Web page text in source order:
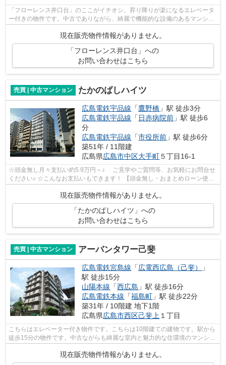
「フローレンス井口台」のここがイチオシ。昇り降りが楽になるエレベータ
ー付きの物件です。中古でありながら、綺麗で機能的な設備のあるマンショ
現在販売物件情報がありません。
「フローレンス井口台」への
お問い合わせはこちら
売買 | 中古マンション たかのばしハイツ
広島電鉄宇品線 「鷹野橋 」駅 徒歩3分
広島電鉄宇品線 「 日赤病院前 」駅 徒歩6
分
広島電鉄宇品線 「市役所前 」駅 徒歩6分
築51年 / 11階建
広島県広島市中区大手町５丁目16-1
☆頭金無し月々支払い約5.9万円～♪ ご見学やご質問等、お気軽にお問合せ
ください♪ ☆こんなお支払いもできます！ 【頭金無し・おまとめローン使用
支払例】 ◆価格1990万円 ◆頭金0万...
現在販売物件情報がありません。
「たかのばしハイツ」への
お問い合わせはこちら
売買 | 中古マンション アーバンタワー己斐
広島電鉄宮島線 「広電西広島（己斐）
」
駅 徒歩15分
山陽本線 「西広島 」駅 徒歩16分
広島電鉄本線 「福島町 」駅 徒歩22分
築31年 / 10階建 地下1階
広島県広島市西区己斐上１丁目
こちらはエレベーター付き物件です。こちらは10階建ての建物です。駅から
徒歩15分の物件です。中古ながらも綺麗な室内と魅力的な住環境のマンショ
現在販売物件情報がありません。